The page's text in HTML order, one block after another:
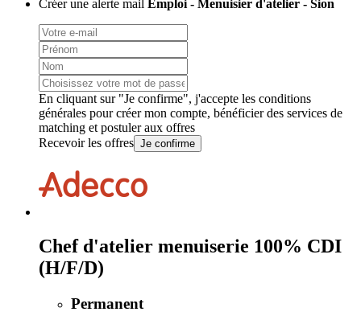
Créer une alerte mail Emploi - Menuisier d'atelier - Sion
En cliquant sur "Je confirme", j'accepte les conditions
générales pour créer mon compte, bénéficier des services de
matching et postuler aux offres
Recevoir les offres Je confirme
Chef d'atelier menuiserie 100% CDI
(H/F/D)
Permanent